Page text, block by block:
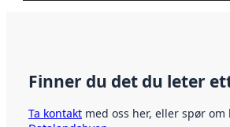
Finner du det du leter
Ta kontakt med oss her, eller spør om